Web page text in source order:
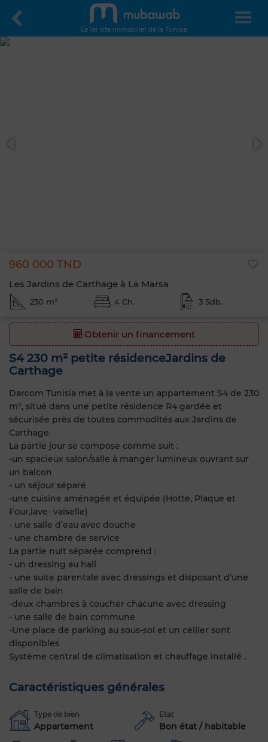
Le 1er site immobilier de la Tunisie
960 000 TND
Les Jardins de Carthage à La Marsa
230 m² 4 Ch. 3 Sdb.
Obtenir un financement
S4 230 m² petite résidenceJardins de
Carthage
Darcom Tunisia met à la vente un appartement S4 de 230
m², situé dans une petite résidence R4 gardée et
sécurisée près de toutes commodités aux Jardins de
Carthage.
La partie jour se compose comme suit :
-un spacieux salon/salle à manger lumineux ouvrant sur
un balcon
- un séjour séparé
-une cuisine aménagée et équipée (Hotte, Plaque et
Four,lave- vaiselle)
- une salle d’eau avec douche
- une chambre de service
La partie nuit séparée comprend :
- un dressing au hall
- une suite parentale avec dressings et disposant d’une
salle de bain
-deux chambres à coucher chacune avec dressing
- une salle de bain commune
-Une place de parking au sous-sol et un cellier sont
disponibles
Système central de climatisation et chauffage installé .
Caractéristiques générales
Type de bien
Appartement
Etat
Bon état / habitable